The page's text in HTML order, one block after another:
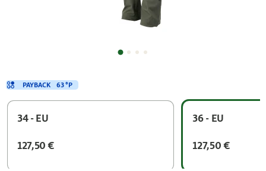
34 - EU
127,50 €
36 - EU
127,50 €
PAYBACK 63 °P